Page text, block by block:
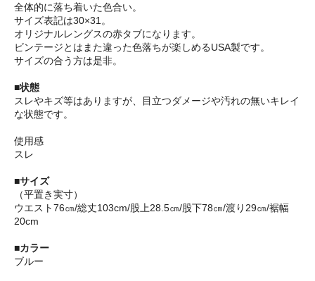
全体的に落ち着いた色合い。
サイズ表記は30×31。
オリジナルレングスの赤タブになります。
ビンテージとはまた違った色落ちが楽しめるUSA製です。
サイズの合う方は是非。
■状態
スレやキズ等はありますが、目立つダメージや汚れの無いキレイ
な状態です。
使用感
スレ
■サイズ
（平置き実寸）
ウエスト76㎝/総丈103cm/股上28.5㎝/股下78㎝/渡り29㎝/裾幅
20cm
■カラー
ブルー